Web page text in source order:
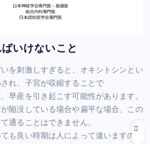
いけないこと
を刺激しすぎると、オキシトシンとい
れ、子宮が収縮することで
早産を引き起こす可能性があります。
陥没している場合や扁平な場合、この
通ることはできません。
も良い時期は人によって違いますの